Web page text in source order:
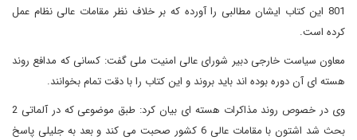
801 این کتاب ایشان مطالبی را آورده که بر خلاف نظر مقامات عالی نظام عمل
کرده است.
معاون سیاست خارجی دبیر شورای عالی امنیت ملی گفت: کسانی که مدافع روند
هسته ای آن دوره بوده اند باید بروند و این کتاب را با دقت تمام بخوانند.
وی در خصوص روند مذاکرات هسته ای بیان کرد: طبق موضوعی که در آلماتی 2
بحث شد اشتون با مقامات عالی 6 کشور صحبت می کند و بعد به جلیلی پاسخ